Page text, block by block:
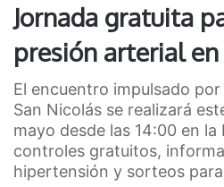
Jornada gratuita
presión arterial
El encuentro impulsado
San Nicolás se realizará
mayo desde las 14:00 en la
controles gratuitos,
hipertensión y sorteos